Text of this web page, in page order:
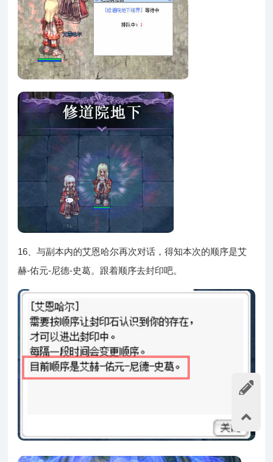
16、与副本内的艾恩哈尔再次对话，得知本次的顺序是艾
赫-佑元-尼德-史葛。跟着顺序去封印吧。